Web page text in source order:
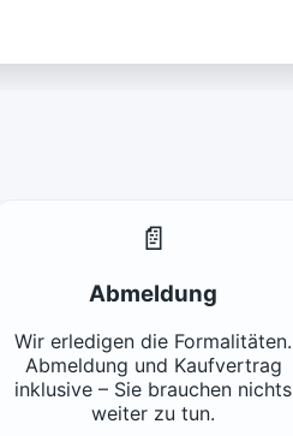
📄
Abmeldung
Wir erledigen die Formalitäten.
Abmeldung und Kaufvertrag
inklusive – Sie brauchen nichts
weiter zu tun.